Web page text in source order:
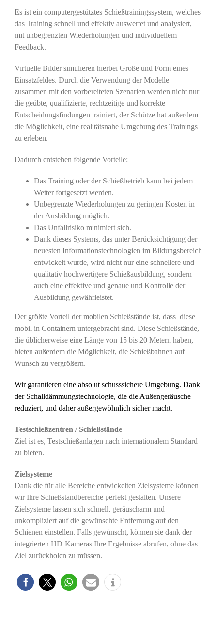
Es ist ein computergestütztes Schießtrainingssystem, welches
das Training schnell und effektiv auswertet und analysiert,
mit unbegrenzten Wiederholungen und individuellem
Feedback.
Virtuelle Bilder simulieren hierbei Größe und Form eines
Einsatzfeldes. Durch die Verwendung der Modelle
zusammen mit den vorbereiteten Szenarien werden nicht nur
die geübte, qualifizierte, rechtzeitige und korrekte
Entscheidungsfindungen trainiert, der Schütze hat außerdem
die Möglichkeit, eine realitätsnahe Umgebung des Trainings
zu erleben.
Dadurch entstehen folgende Vorteile:
Das Training oder der Schießbetrieb kann bei jedem
Wetter fortgesetzt werden.
Unbegrenzte Wiederholungen zu geringen Kosten in
der Ausbildung möglich.
Das Unfallrisiko minimiert sich.
Dank dieses Systems, das unter Berücksichtigung der
neuesten Informationstechnologien im Bildungsbereich
entwickelt wurde, wird nicht nur eine schnellere und
qualitativ hochwertigere Schießausbildung, sondern
auch eine effektive und genaue und Kontrolle der
Ausbildung gewährleistet.
Der größte Vorteil der mobilen Schießstände ist, dass diese
mobil in Containern untergebracht sind. Diese Schießstände,
die üblicherweise eine Länge von 15 bis 20 Metern haben,
bieten außerdem die Möglichkeit, die Schießbahnen auf
Wunsch zu vergrößern.
Wir garantieren eine absolut schusssichere Umgebung. Dank
der Schalldämmungstechnologie, die die Außengeräusche
reduziert, und daher außergewöhnlich sicher macht.
Testschießzentren / Schießstände
Ziel ist es, Testschießanlagen nach internationalem Standard
zu bieten.
Zielsysteme
Dank die für alle Bereiche entwickelten Zielsysteme können
wir Ihre Schießstandbereiche perfekt gestalten. Unsere
Zielsysteme lassen sich schnell, geräuscharm und
unkompliziert auf die gewünschte Entfernung auf den
Schienen einstellen. Falls gewünscht, können sie dank der
integrierten HD-Kameras Ihre Ergebnisse abrufen, ohne das
Ziel zurückholen zu müssen.